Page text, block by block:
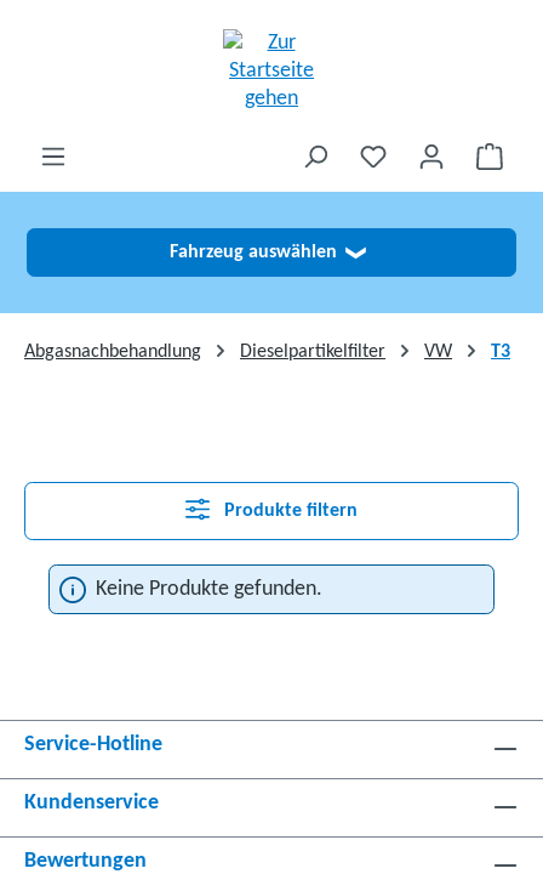
Fahrzeug auswählen ❯
Abgasnachbehandlung Dieselpartikelfilter VW T3
Produkte filtern
Keine Produkte gefunden.
Service-Hotline
Kundenservice
Bewertungen